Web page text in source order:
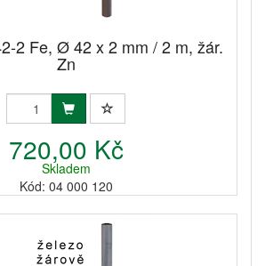
2 Fe, Ø 42 x 2 mm / 2 m, žár.
Zn
720,00 Kč
Skladem
Kód: 04 000 120